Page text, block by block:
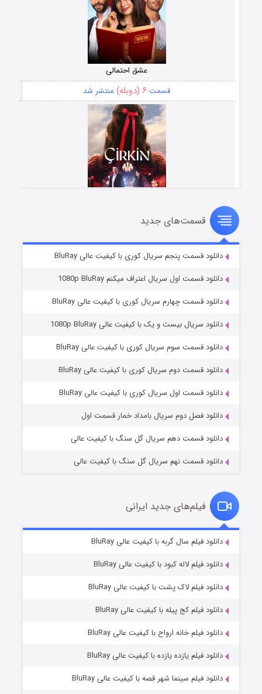
عشق احتمالی
قسمت ۶ (دوبله) منتشر شد
سریال زشت
قسمت۵ (زیرنویس) منتشر شد
وستی ها
قسمت۱ (زیرنویس) منتشر شد
قسمت۶ (زیرنویس) منتشر شد
قسمت‌های جدید
دانلود قسمت پنجم سریال کوری با کیفیت عالی BluRay
دانلود قسمت اول سریال اعتراف میکنم 1080p BluRay
دانلود قسمت چهارم سریال کوری با کیفیت عالی BluRay
دانلود سریال بیست و یک با کیفیت عالی 1080p BluRay
دانلود قسمت سوم سریال کوری با کیفیت عالی BluRay
دانلود قسمت دوم سریال کوری با کیفیت عالی BluRay
دانلود قسمت اول سریال کوری با کیفیت عالی BluRay
دانلود فصل دوم سریال بامداد خمار قسمت اول
دانلود قسمت دهم سریال گل سنگ با کیفیت عالی
دانلود قسمت نهم سریال گل سنگ با کیفیت عالی
فیلم‌های جدید ایرانی
دانلود فیلم سال گربه با کیفیت عالی BluRay
دانلود فیلم لاله کبود با کیفیت عالی BluRay
دانلود فیلم لاک پشت با کیفیت عالی BluRay
دانلود فیلم کج‌ پیله با کیفیت عالی BluRay
دانلود فیلم خانه ارواح با کیفیت عالی BluRay
دانلود فیلم یازده یازده با کیفیت عالی BluRay
دانلود فیلم سینما شهر قصه با کیفیت عالی BluRay